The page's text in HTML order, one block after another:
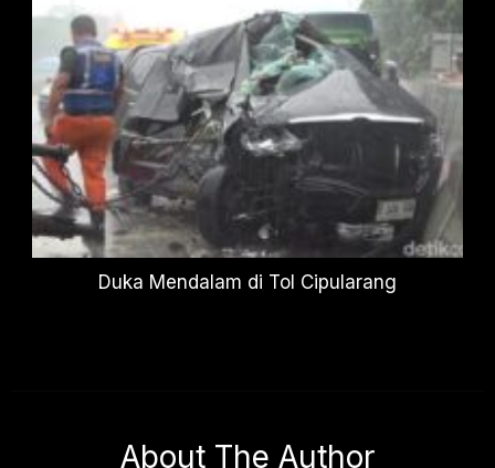
Duka Mendalam di Tol Cipularang
About The Author